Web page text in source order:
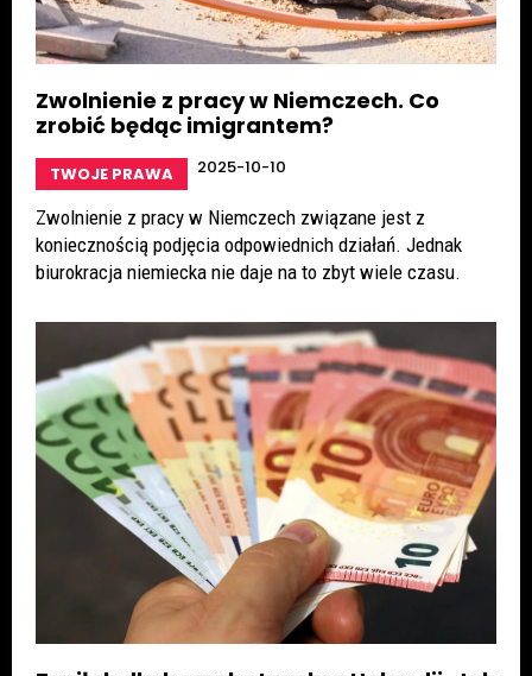
Zwolnienie z pracy w Niemczech. Co
zrobić będąc imigrantem?
TWOJE PRAWA 2025-10-10
Zwolnienie z pracy w Niemczech związane jest z
koniecznością podjęcia odpowiednich działań. Jednak
biurokracja niemiecka nie daje na to zbyt wiele czasu.